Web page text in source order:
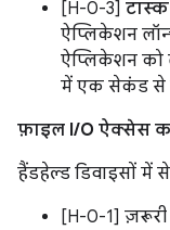
[H-0-3]
ऐप्लिकेशन
ऐप्लिकेशन को
में एक सेकंड से
फ़ाइल I/O ऐक्सेस
हैंडहेल्ड डिवाइसों में
[H-0-1]